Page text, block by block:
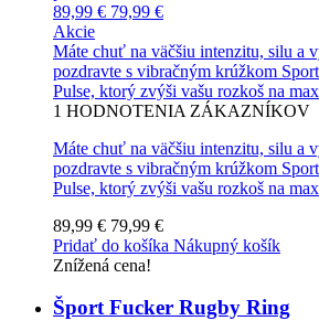
89,99 € 79,99 €
Akcie
Máte chuť na väčšiu intenzitu, silu a
pozdravte s vibračným krúžkom
Pulse, ktorý zvýši vašu rozkoš na
1 HODNOTENIA ZÁKAZNÍKOV
Máte chuť na väčšiu intenzitu, silu a
pozdravte s vibračným krúžkom
Pulse, ktorý zvýši vašu rozkoš na
89,99 € 79,99 €
Pridať do košíka Nákupný košík
Znížená cena!
Šport Fucker Rugby Ring